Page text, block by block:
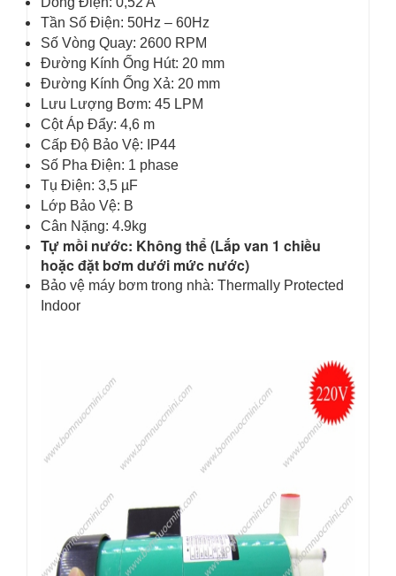
Tần Số Điện: 50Hz – 60Hz
Số Vòng Quay: 2600 RPM
Đường Kính Ống Hút: 20 mm
Đường Kính Ống Xả: 20 mm
Lưu Lượng Bơm: 45 LPM
Cột Áp Đẩy: 4,6 m
Cấp Độ Bảo Vệ: IP44
Số Pha Điện: 1 phase
Tụ Điện: 3,5 µF
Lớp Bảo Vệ: B
Cân Nặng: 4.9kg
Tự mồi nước: Không thể (Lắp van 1 chiều
hoặc đặt bơm dưới mức nước)
Bảo vệ máy bơm trong nhà: Thermally Protected
Indoor